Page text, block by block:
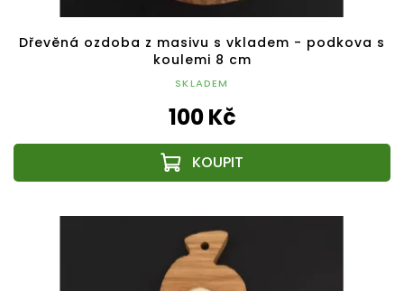
Dřevěná ozdoba z masivu s vkladem - podkova s
koulemi 8 cm
SKLADEM
100 Kč